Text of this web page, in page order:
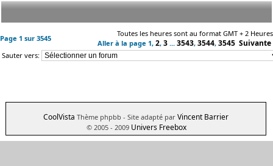
Page 1 sur 3545
Toutes les heures sont au format GMT + 2 Heures
Aller à la page 1, 2, 3 ... 3543, 3544, 3545 Suivante
Sauter vers:
CoolVista Thème phpbb - Site adapté par Vincent Barrier
© 2005 - 2009 Univers Freebox